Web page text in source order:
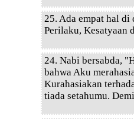
25. Ada empat hal
Perilaku, Kesatyaan
24. Nabi bersabda,
bahwa Aku
Kurahasiakan
tiada setahumu.